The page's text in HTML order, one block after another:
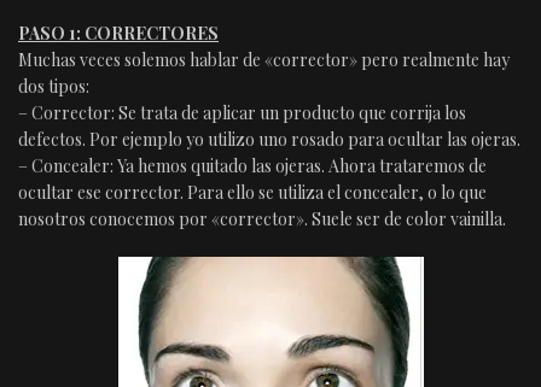
PASO 1: CORRECTORES
Muchas veces solemos hablar de «corrector» pero realmente hay
dos tipos:
– Corrector: Se trata de aplicar un producto que corrija los
defectos. Por ejemplo yo utilizo uno rosado para ocultar las ojeras.
– Concealer: Ya hemos quitado las ojeras. Ahora trataremos de
ocultar ese corrector. Para ello se utiliza el concealer, o lo que
nosotros conocemos por «corrector». Suele ser de color vainilla.